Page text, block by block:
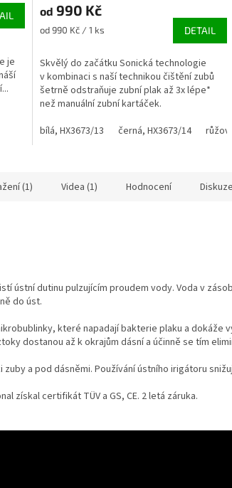
je
produktu
5,0
5
hvězdiček.
od 990 Kč
Měrná
od 990 Kč / 1 ks DETAIL
Skvělý do začátku Sonická technologie
v kombinaci s naší technikou čištění zubů
šetrně odstraňuje zubní plak až 3x lépe*
než manuální zubní kartáček.
bílá, HX3673/13
černá, HX3673/14
(1) Videa (1) Hodnocení Diskuze
ústní dutinu pulzujícím proudem vody. Voda v
do úst.
které napadají bakterie plaku a dokáže
dostanou až k okrajům dásní a účinně se tím
a pod dásněmi. Používání ústního irigátoru
získal certifikát TÜV a GS, CE. 2 letá záruka.